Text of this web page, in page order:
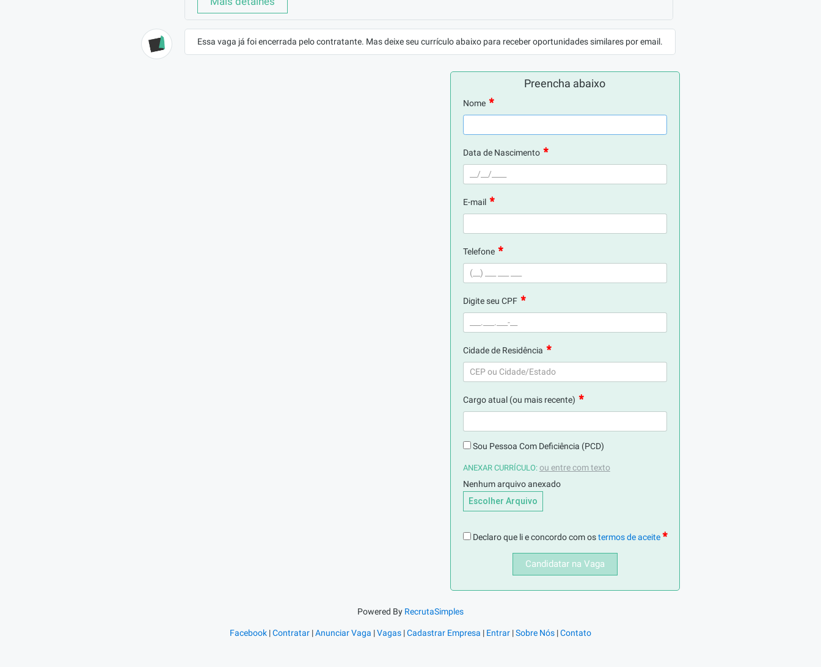
REQUISITOS
Experiência como Carpinteiro- comprovada em carteira. Caso não tenha comprovação
fica por 3 meses como ajudante e é classificado mediante comprovação prática na
função. Necessário alfabetização  para leitura de projetos e especificações
Essa vaga já foi encerrada pelo contratante. Mas deixe seu currículo abaixo para receber oportunidades similares por email.
Preencha abaixo
Nome
Data de Nascimento
E-mail
Telefone
Digite seu CPF
Cidade de Residência
Cargo atual (ou mais recente)
Sou Pessoa Com Deficiência (PCD)
ANEXAR CURRÍCULO: ou entre com texto
Nenhum arquivo anexado
Declaro que li e concordo com ostermos de aceite
Candidatar na Vaga
Powered By RecrutaSimples
Facebook |Contratar |Anunciar Vaga |Vagas |Cadastrar Empresa | Entrar |Sobre Nós |Contato